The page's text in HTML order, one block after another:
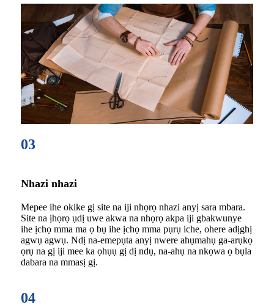
03
Nhazi nhazi
Mepee ihe okike gị site na iji nhọrọ nhazi anyị sara mbara.
Site na ịhọrọ ụdị uwe akwa na nhọrọ akpa iji gbakwunye
ihe ịchọ mma ma ọ bụ ihe ịchọ mma pụrụ iche, ohere adịghị
agwụ agwụ. Ndị na-emepụta anyị nwere ahụmahụ ga-arụkọ
ọrụ na gị iji mee ka ọhụụ gị dị ndụ, na-ahụ na nkọwa ọ bụla
dabara na mmasị gị.
04